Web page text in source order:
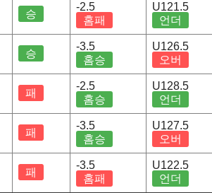
승
-2.5
홈패
U121.5
언더
승
-3.5
홈승
U126.5
오버
패
-2.5
홈승
U128.5
언더
패
-3.5
홈승
U127.5
오버
패
-3.5
홈패
U122.5
언더